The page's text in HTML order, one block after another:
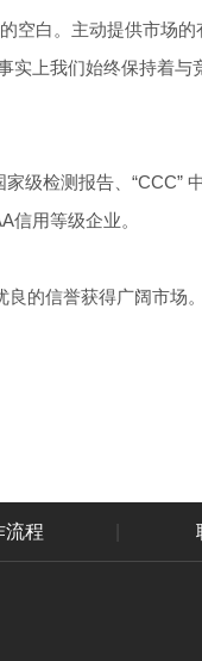
白。主动提供市场的
上我们始终保持着与
检测报告、“CCC”
用等级企业。
的信誉获得广阔市场。
流程